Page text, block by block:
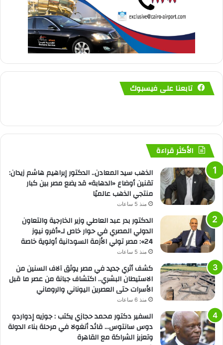
تابعنا على فيسبوك
الأكثر قراءة
الذهب سيد المعادن.. الدكتور إبراهيم هاشم زيدان:
تقنين أوضاع «الدهابة» قد يضع مصر بين كبار
منتجي الذهب عالميًا
منذ 5 ساعات
الدكتور بدر عبد العاطي وزير الخارجية والتعاون
الدولي المصري في حوار خاص لـ«أفرو نيوز
24»: مصر تولي الأزمة السودانية أولوية خاصة
منذ 5 ساعات
كشف أثري جديد في مصر يوثق آلاف السنين من
الاستيطان البشري.. اكتشاف جبانة من عصر ما قبل
الأسرات حتى العصرين اليوناني والروماني
منذ 6 ساعات
السفير دكتور محمد حجازي يكتب : جوزيه إدواردو
دوس سانتوس… قائد أنغولا في مرحلة بناء الدولة
وتعزيز الشراكة مع القاهرة